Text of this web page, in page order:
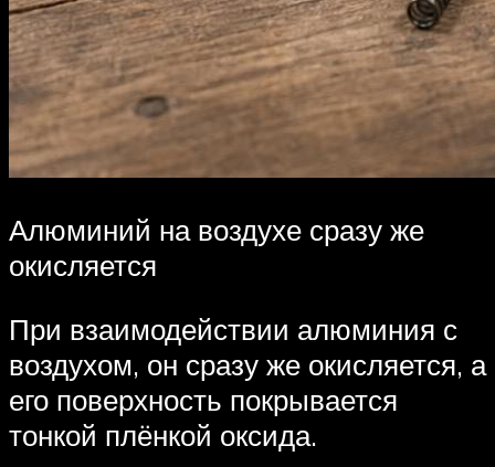
Алюминий на воздухе сразу же
окисляется
При взаимодействии алюминия с
воздухом, он сразу же окисляется, а
его поверхность покрывается
тонкой плёнкой оксида.